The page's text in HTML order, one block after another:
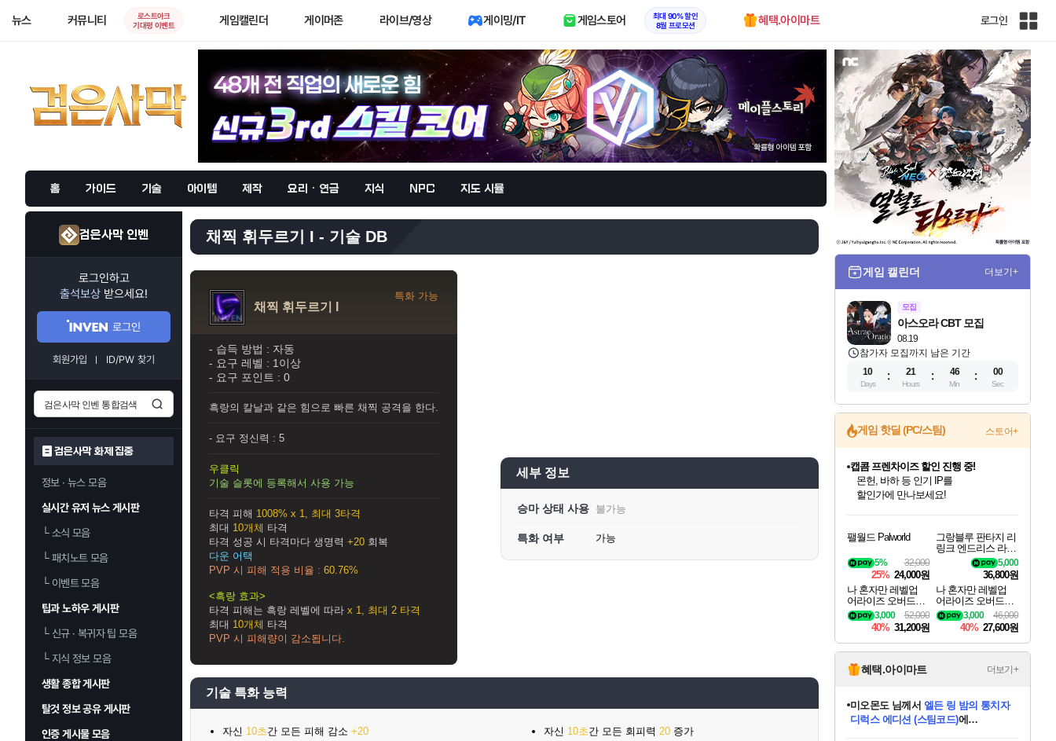
뉴스 커뮤니티
로스트아크
기대평 이벤트
게임캘린더 게이머존 라이브/영상 게이밍/IT 게임스토어
최대 90% 할인
8월 프로모션
혜택.아이마트 로그인
인
전
체
사
이
트
홈 가이드 기술 아이템 제작 요리 · 연금 지식 NPC 지도 시뮬
검은사막 인벤
로그인하고
출석보상 받으세요!
로그인
회원가입 ID/PW 찾기
검은사막 화제 집중
정보 · 뉴스 모음
실시간 유저 뉴스 게시판
└소식 모음
└패치노트 모음
└이벤트 모음
팁과 노하우 게시판
└신규 · 복귀자 팁 모음
└지식 정보 모음
생활 종합 게시판
탈것 정보 공유 게시판
인증 게시물 모음
채찍 휘두르기 I - 기술 DB
채찍 휘두르기 I
특화 가능
- 습득 방법 : 자동
- 요구 레벨 : 1이상
- 요구 포인트 : 0
흑랑의 칼날과 같은 힘으로 빠른 채찍 공격을 한다.
- 요구 정신력 : 5
우클릭
기술 슬롯에 등록해서 사용 가능
타격 피해 1008% x 1, 최대 3타격
최대 10개체 타격
타격 성공 시 타격마다 생명력 +20 회복
다운 어택
PVP 시 피해 적용 비율 : 60.76%
<흑랑 효과>
타격 피해는 흑랑 레벨에 따라 x 1, 최대 2 타격
최대 10개체 타격
PVP 시 피해량이 감소됩니다.
세부 정보
승마 상태 사용 불가능
특화 여부 가능
기술 특화 능력
자신 10초간 모든 피해 감소 +20 자신 10초간 모든 회피력 20 증가
게임 캘린더 더보기+
모집
08.19
아스오라 CBT 모집
참가자 모집까지 남은 기간
10
Days
21
Hours
45
Min
59
Sec
게임 핫딜 (PC/스팀) 스토어+
최대 90% 할인가를 만나보세요!
네이버혜택과 함께 만나보세요!
50%할인&추가 적립까지!
네이버 포인트 혜택까지!
이니&베니 혜택까지!
네이버 혜택가와 함께 예약하세요!
할인&네이버혜택으로 만나보세요!
네이버페이 혜택과 만나보세요!
40주년 프로모션으로 만나보세요!
캡콤 프렌차이즈 할인 진행 중!
몬헌, 바하 등 인기 IP를
할인가에 만나보세요!
일부 에디션 상시 할인!
혜택으로 예약 판매 중
편안하게 충전하세요
팰월드 Palworld
32,000
5%
25% 24,000원
그랑블루 판타지 리
링크 엔드리스 라그
나로크 업그레이드
킷 Granblue Fantasy
Relink Endless Ragn
arok Upgrade Kit DL
C
5,000
36,800원
나 혼자만 레벨업
어라이즈 오버드라
이브 디럭스 에디션
Solo Leveling Arise
Overdrive Deluxe Edi
tion
52,000
3,000
40% 31,200원
나 혼자만 레벨업
어라이즈 오버드라
이브 Solo Leveling A
rise
46,000
3,000
40% 27,600원
혜택.아이마트 더보기+
미오몬도님께서 엘든 링 밤의 통치자
디럭스 에디션 (스팀코드)에